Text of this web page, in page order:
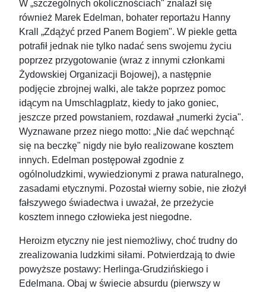
W „szczególnych okolicznościach" znalazł się
również Marek Edelman, bohater reportażu Hanny
Krall „Zdążyć przed Panem Bogiem". W piekle getta
potrafił jednak nie tylko nadać sens swojemu życiu
poprzez przygotowanie (wraz z innymi członkami
Żydowskiej Organizacji Bojowej), a następnie
podjęcie zbrojnej walki, ale także poprzez pomoc
idącym na Umschlagplatz, kiedy to jako goniec,
jeszcze przed powstaniem, rozdawał „numerki życia".
Wyznawane przez niego motto: „Nie dać wepchnąć
się na beczkę" nigdy nie było realizowane kosztem
innych. Edelman postępował zgodnie z
ogólnoludzkimi, wywiedzionymi z prawa naturalnego,
zasadami etycznymi. Pozostał wierny sobie, nie złożył
fałszywego świadectwa i uważał, że przeżycie
kosztem innego człowieka jest niegodne.
Heroizm etyczny nie jest niemożliwy, choć trudny do
zrealizowania ludzkimi siłami. Potwierdzają to dwie
powyższe postawy: Herlinga-Grudzińskiego i
Edelmana. Obaj w świecie absurdu (pierwszy w